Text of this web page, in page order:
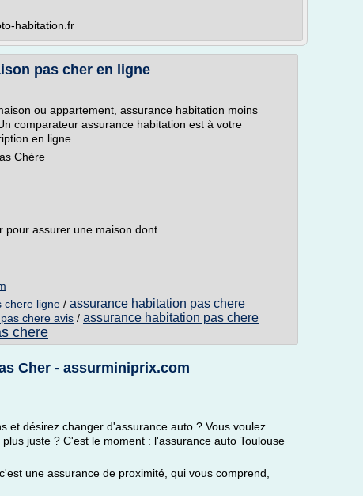
habitation.fr
pas cher en ligne
ou appartement, assurance habitation moins
comparateur assurance habitation est à votre
en ligne
Chère
assurer une maison dont...
chere ligne / assurance habitation pas chere
chere avis / assurance habitation pas chere
chere
Cher - assurminiprix.com
et désirez changer d'assurance auto ? Vous voulez
juste ? C'est le moment : l'assurance auto Toulouse
une assurance de proximité, qui vous comprend,